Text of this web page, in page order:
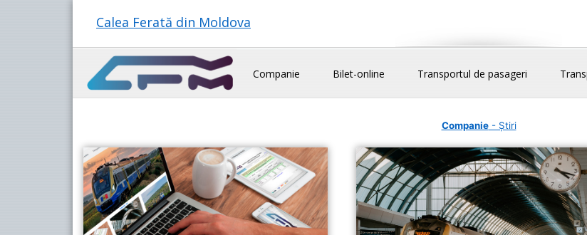
Calea Ferată din Moldova
Companie Bilet-online Transportul de pasageri
Companie- Știri